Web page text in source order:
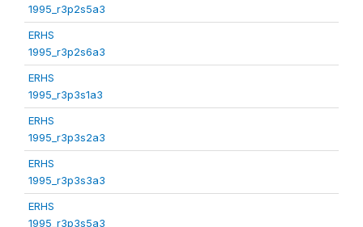
1995_r3p2s5a3
ERHS
1995_r3p2s6a3
ERHS
1995_r3p3s1a3
ERHS
1995_r3p3s2a3
ERHS
1995_r3p3s3a3
ERHS
1995_r3p3s5a3